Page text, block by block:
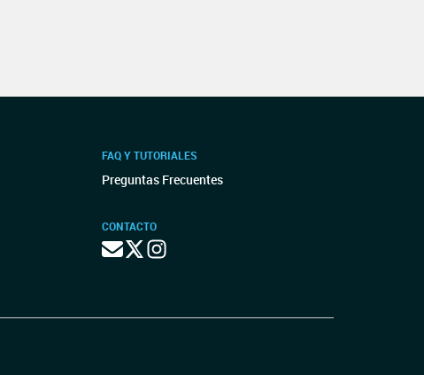
FAQ Y TUTORIALES
Preguntas Frecuentes
CONTACTO